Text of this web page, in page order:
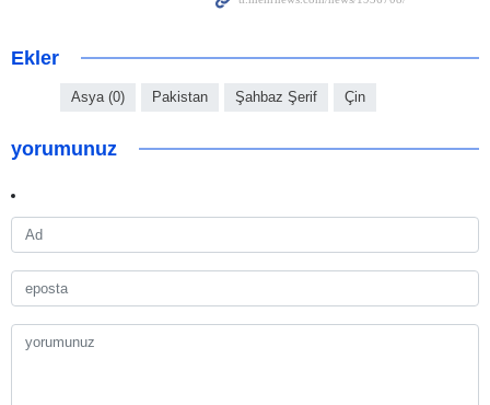
Ekler
Asya (0) Pakistan Şahbaz Şerif Çin
yorumunuz